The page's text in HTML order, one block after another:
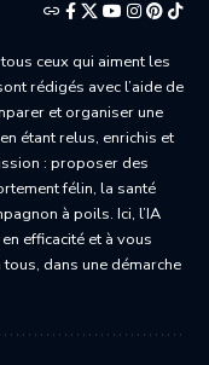
ceux qui aiment les
rédigés avec l’aide de
et organiser une
étant relus, enrichis et
: proposer des
félin, la santé
à poils. Ici, l’IA
efficacité et à vous
dans une démarche